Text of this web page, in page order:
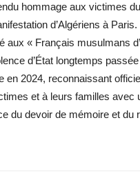
hommage aux victimes
d’Algériens à
« Français musulmans
d’État longtemps
en 2024, reconnaissant
et à leurs familles avec
du devoir de mémoire et du